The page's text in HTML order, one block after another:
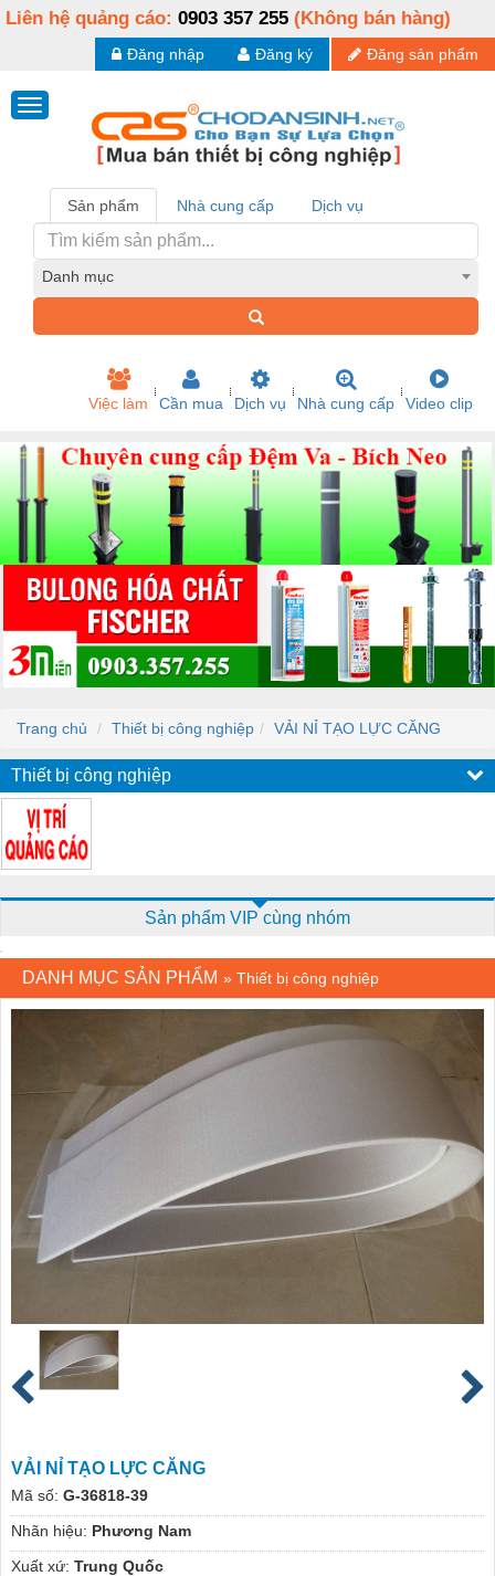
Liên hệ quảng cáo: 0903 357 255 (Không bán hàng)
Đăng sản phẩm
Đăng ký
Đăng nhập
Sản phẩm Nhà cung cấp Dịch vụ
Danh mục
Việc làm Cần mua Dịch vụ Nhà cung cấp Video clip
Trang chủ Thiết bị công nghiệp VẢI NỈ TẠO LỰC CĂNG
Thiết bị công nghiệp
Sản phẩm VIP cùng nhóm
DANH MỤC SẢN PHẨM » Thiết bị công nghiệp
VẢI NỈ TẠO LỰC CĂNG
Mã số: G-36818-39
Nhãn hiệu: Phương Nam
Xuất xứ: Trung Quốc